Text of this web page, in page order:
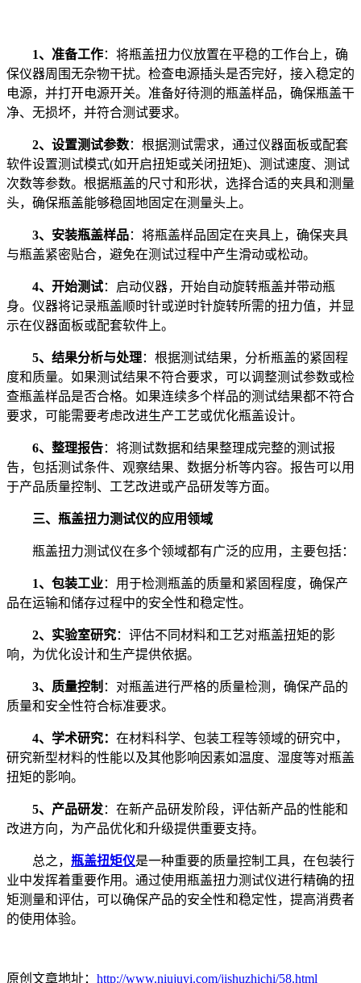
1、准备工作：将瓶盖扭力仪放置在平稳的工作台上，确
保仪器周围无杂物干扰。检查电源插头是否完好，接入稳定的
电源，并打开电源开关。准备好待测的瓶盖样品，确保瓶盖干
净、无损坏，并符合测试要求。
2、设置测试参数：根据测试需求，通过仪器面板或配套
软件设置测试模式(如开启扭矩或关闭扭矩)、测试速度、测试
次数等参数。根据瓶盖的尺寸和形状，选择合适的夹具和测量
头，确保瓶盖能够稳固地固定在测量头上。
3、安装瓶盖样品：将瓶盖样品固定在夹具上，确保夹具
与瓶盖紧密贴合，避免在测试过程中产生滑动或松动。
4、开始测试：启动仪器，开始自动旋转瓶盖并带动瓶
身。仪器将记录瓶盖顺时针或逆时针旋转所需的扭力值，并显
示在仪器面板或配套软件上。
5、结果分析与处理：根据测试结果，分析瓶盖的紧固程
度和质量。如果测试结果不符合要求，可以调整测试参数或检
查瓶盖样品是否合格。如果连续多个样品的测试结果都不符合
要求，可能需要考虑改进生产工艺或优化瓶盖设计。
6、整理报告：将测试数据和结果整理成完整的测试报
告，包括测试条件、观察结果、数据分析等内容。报告可以用
于产品质量控制、工艺改进或产品研发等方面。
三、瓶盖扭力测试仪的应用领域
瓶盖扭力测试仪在多个领域都有广泛的应用，主要包括：
1、包装工业：用于检测瓶盖的质量和紧固程度，确保产
品在运输和储存过程中的安全性和稳定性。
2、实验室研究：评估不同材料和工艺对瓶盖扭矩的影
响，为优化设计和生产提供依据。
3、质量控制 ：对瓶盖进行严格的质量检测，确保产品的
质量和安全性符合标准要求。
4、学术研究： 在材料科学、包装工程等领域的研究中，
研究新型材料的性能以及其他影响因素如温度、湿度等对瓶盖
扭矩的影响。
5、产品研发：在新产品研发阶段，评估新产品的性能和
改进方向，为产品优化和升级提供重要支持。
总之， 瓶盖扭矩仪是一种重要的质量控制工具，在包装行
业中发挥着重要作用。通过使用瓶盖扭力测试仪进行精确的扭
矩测量和评估，可以确保产品的安全性和稳定性，提高消费者
的使用体验。
原创文章地址： http://www.niujuyi.com/jishuzhichi/58.html